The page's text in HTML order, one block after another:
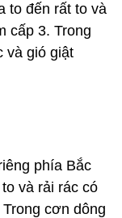
to đến rất to và
cấp 3. Trong
và gió giật
phía Bắc
và rải rác có
cơn dông